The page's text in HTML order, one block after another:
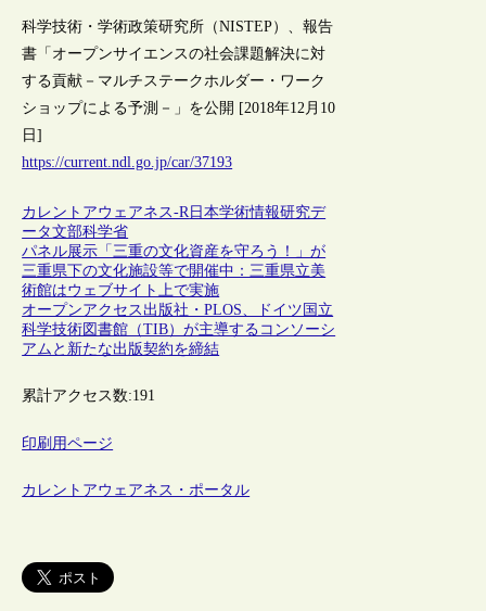
科学技術・学術政策研究所（NISTEP）、報告
書「オープンサイエンスの社会課題解決に対
する貢献－マルチステークホルダー・ワーク
ショップによる予測－」を公開 [2018年12月10
日]
https://current.ndl.go.jp/car/37193
カレントアウェアネス-R日本学術情報研究デ
ータ文部科学省
パネル展示「三重の文化資産を守ろう！」が
三重県下の文化施設等で開催中：三重県立美
術館はウェブサイト上で実施
オープンアクセス出版社・PLOS、ドイツ国立
科学技術図書館（TIB）が主導するコンソーシ
アムと新たな出版契約を締結
累計アクセス数:191
印刷用ページ
カレントアウェアネス・ポータル